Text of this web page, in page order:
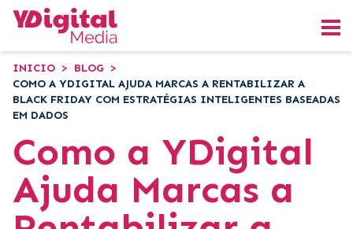
INICIO > BLOG >
COMO A YDIGITAL AJUDA MARCAS A RENTABILIZAR A
BLACK FRIDAY COM ESTRATÉGIAS INTELIGENTES BASEADAS
EM DADOS
Como a YDigital
Ajuda Marcas a